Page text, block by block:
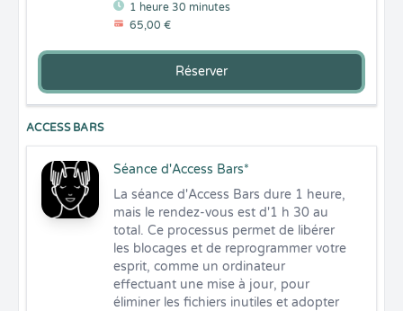
1 heure 30 minutes
65,00 €
Réserver
ACCESS BARS
Séance d'Access Bars*
La séance d'Access Bars dure 1 heure,
mais le rendez-vous est d'1 h 30 au
total. Ce processus permet de libérer
les blocages et de reprogrammer votre
esprit, comme un ordinateur
effectuant une mise à jour, pour
éliminer les fichiers inutiles et adopter